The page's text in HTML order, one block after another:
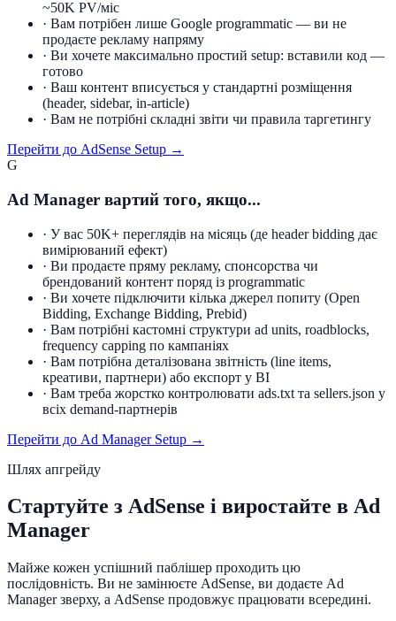
~50K PV/міс
· Вам потрібен лише Google programmatic — ви не
продаєте рекламу напряму
· Ви хочете максимально простий setup: вставили код —
готово
· Ваш контент вписується у стандартні розміщення
(header, sidebar, in-article)
· Вам не потрібні складні звіти чи правила таргетингу
Перейти до AdSense Setup →
G
Ad Manager вартий того, якщо...
· У вас 50K+ переглядів на місяць (де header bidding дає
вимірюваний ефект)
· Ви продаєте пряму рекламу, спонсорства чи
брендований контент поряд із programmatic
· Ви хочете підключити кілька джерел попиту (Open
Bidding, Exchange Bidding, Prebid)
· Вам потрібні кастомні структури ad units, roadblocks,
frequency capping по кампаніях
· Вам потрібна деталізована звітність (line items,
креативи, партнери) або експорт у BI
· Вам треба жорстко контролювати ads.txt та sellers.json у
всіх demand-партнерів
Перейти до Ad Manager Setup →
Шлях апгрейду
Стартуйте з AdSense і виростайте в Ad
Manager
Майже кожен успішний паблішер проходить цю
послідовність. Ви не замінюєте AdSense, ви додаєте Ad
Manager зверху, а AdSense продовжує працювати всередині.